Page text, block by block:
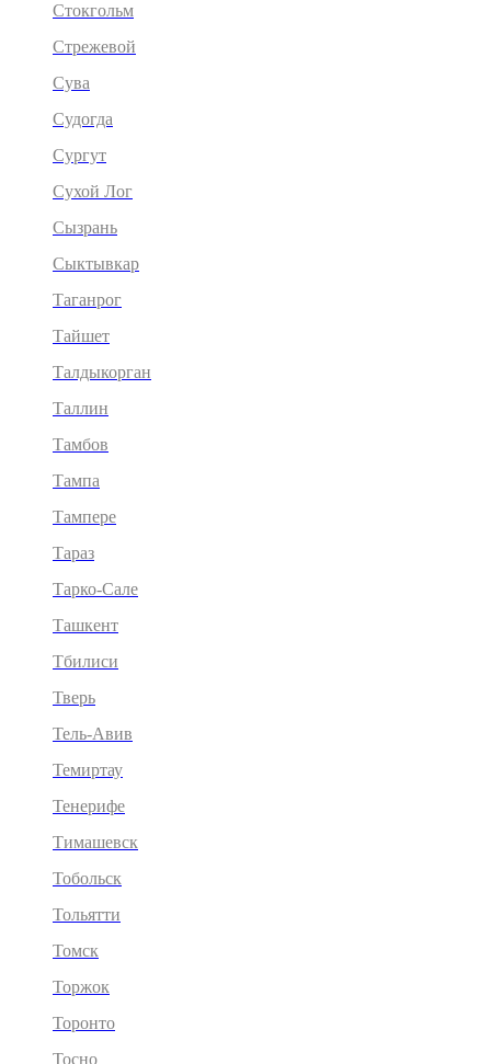
Стокгольм
Стрежевой
Сува
Судогда
Сургут
Сухой Лог
Сызрань
Сыктывкар
Таганрог
Тайшет
Талдыкорган
Таллин
Тамбов
Тампа
Тампере
Тараз
Тарко-Сале
Ташкент
Тбилиси
Тверь
Тель-Авив
Темиртау
Тенерифе
Тимашевск
Тобольск
Тольятти
Томск
Торжок
Торонто
Тосно